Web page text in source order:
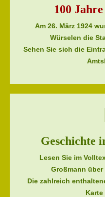
100
Am 26. März 1924
Würselen die
Sehen Sie sich die
Geschichte
Lesen Sie im
Großmann
Die zahlreich
Karte